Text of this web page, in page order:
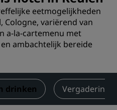
eetmogelijkheden
Cologne, variërend van
a-la-cartemenu met
ambachtelijk bereide
drinken